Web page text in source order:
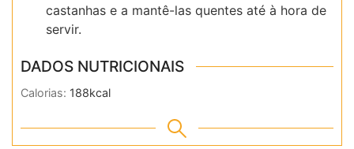
castanhas e a mantê-las quentes até à hora de
servir.
DADOS NUTRICIONAIS
Calorias: 188kcal